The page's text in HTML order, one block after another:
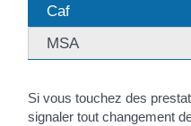
Caf
MSA
Si vous touchez des
signaler tout changement